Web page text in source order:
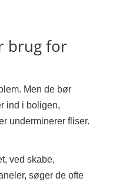
brug for
Men de bør
ind i boligen,
underminerer fliser.
ved skabe,
søger de ofte